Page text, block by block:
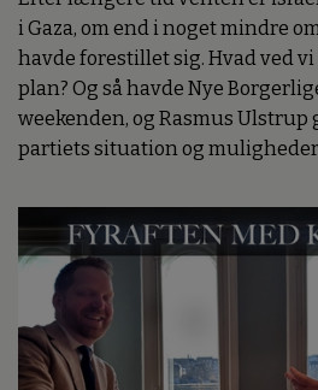
i Gaza, om end i noget mindre
havde forestillet sig. Hvad ved vi
plan? Og så havde Nye
weekenden, og Rasmus Ulstrup
partiets situation og